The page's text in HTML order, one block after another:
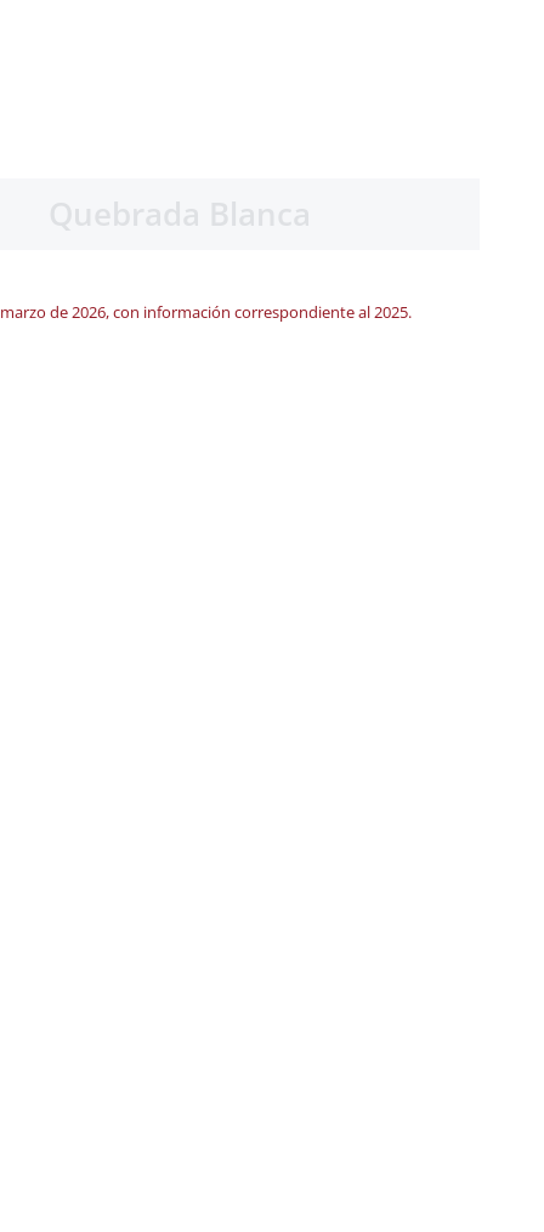
de 2026, con información correspondiente al 2025.